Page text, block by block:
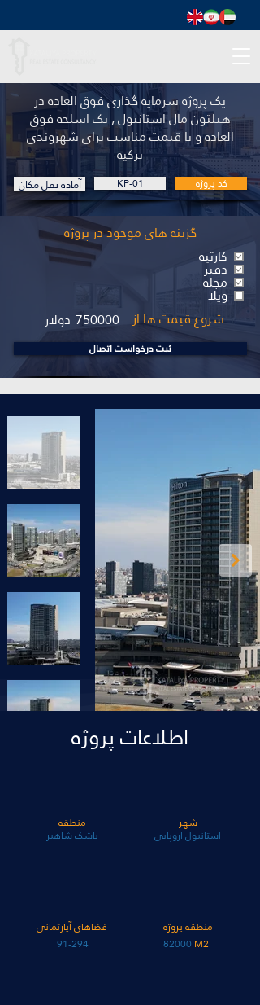
یک پروژه سرمایه گذاری فوق العاده در
هیلتون مال استانبول , یک اسلحه فوق
العاده و با قیمت مناسب برای شهروندی
ترکیه
آماده نقل مکان KP-01 کد پروژه
گزینه های موجود در پروژه
کارتیه
دفتر
مجله
ویلا
دولار
شروع قیمت ها از : 750000
ثبت درخواست اتصال
اطلاعات پروژه
منطقه
باشک شاهیر
شهر
استانبول اروپایی
فضاهای آپارتمانی
91-294
منطقه پروژه
82000 M2